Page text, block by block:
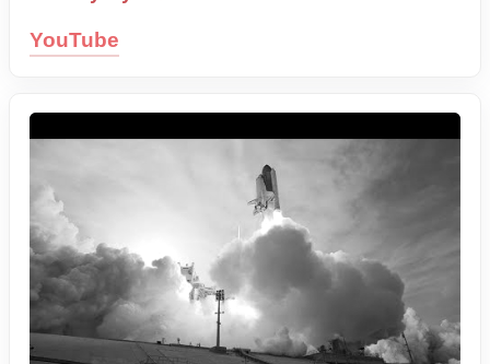
YouTube